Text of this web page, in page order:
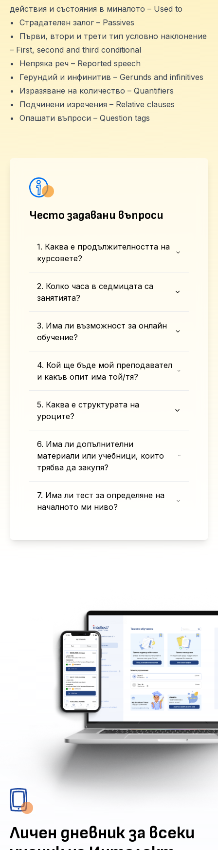
действия и състояния в миналотo – Used to
•
Страдателен залог – Passives
•
Първи, втори и трети тип условно наклонение
– First, second and third conditional
•
Непряка реч – Reported speech
•
Герундий и инфинитив – Gerunds and infinitives
•
Изразяване на количество – Quantifiers
•
Подчинени изречения – Relative clauses
•
Опашати въпроси – Question tags
Често задавани въпроси
1. Каква е продължителността на
курсовете?
2. Колко часа в седмицата са
занятията?
3. Има ли възможност за онлайн
обучение?
4. Кой ще бъде мой преподавател
и какъв опит има той/тя?
5. Каква е структурата на
уроците?
6. Има ли допълнителни
материали или учебници, които
трябва да закупя?
7. Има ли тест за определяне на
началното ми ниво?
Личен дневник за всеки